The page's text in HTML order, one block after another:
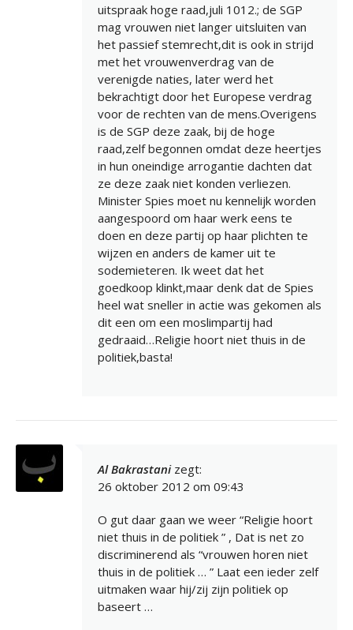
uitspraak hoge raad,juli 1012.; de SGP
mag vrouwen niet langer uitsluiten van
het passief stemrecht,dit is ook in strijd
met het vrouwenverdrag van de
verenigde naties, later werd het
bekrachtigt door het Europese verdrag
voor de rechten van de mens.Overigens
is de SGP deze zaak, bij de hoge
raad,zelf begonnen omdat deze heertjes
in hun oneindige arrogantie dachten dat
ze deze zaak niet konden verliezen.
Minister Spies moet nu kennelijk worden
aangespoord om haar werk eens te
doen en deze partij op haar plichten te
wijzen en anders de kamer uit te
sodemieteren. Ik weet dat het
goedkoop klinkt,maar denk dat de Spies
heel wat sneller in actie was gekomen als
dit een om een moslimpartij had
gedraaid…Religie hoort niet thuis in de
politiek,basta!
Al Bakrastani zegt:
26 oktober 2012 om 09:43
O gut daar gaan we weer “Religie hoort
niet thuis in de politiek ” , Dat is net zo
discriminerend als “vrouwen horen niet
thuis in de politiek … ” Laat een ieder zelf
uitmaken waar hij/zij zijn politiek op
baseert …